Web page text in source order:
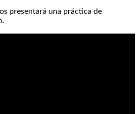
presentará una práctica de